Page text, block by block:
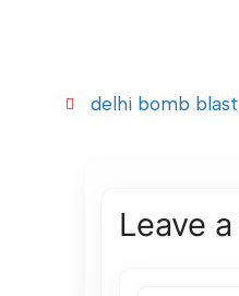
delhi bomb blast
Leave